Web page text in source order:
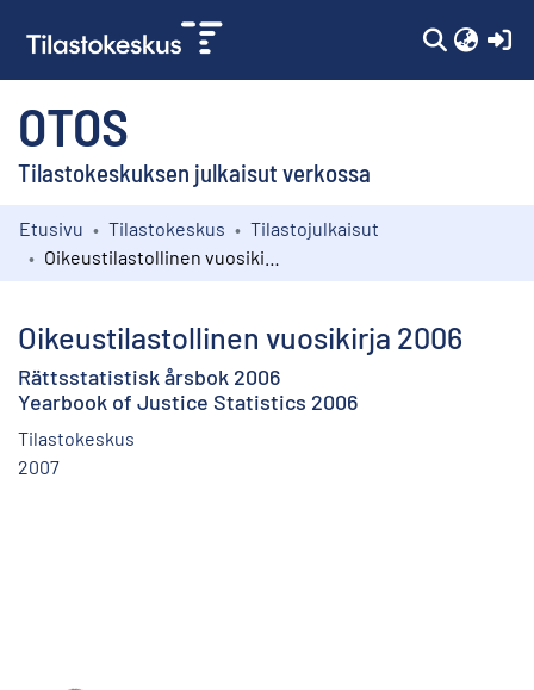
OTOS
Tilastokeskuksen julkaisut verkossa
Kokoelmat
Etusivu Tilastokeskus
Tilastojulkaisut
Oikeustilastollinen vuosikirja 2006
Rättsstatistisk årsbok 2006
Yearbook of Justice Statistics 2006
Tilastokeskus
2007